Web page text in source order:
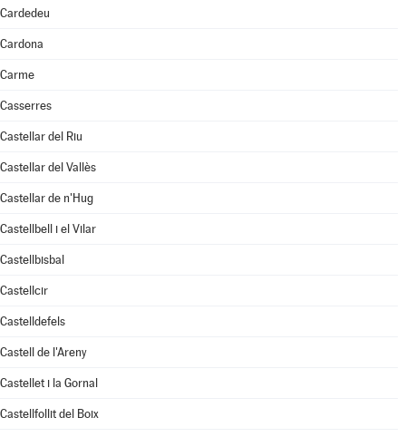
Cardedeu
Cardona
Carme
Casserres
Castellar del Riu
Castellar del Vallès
Castellar de n'Hug
Castellbell i el Vilar
Castellbisbal
Castellcir
Castelldefels
Castell de l'Areny
Castellet i la Gornal
Castellfollit del Boix